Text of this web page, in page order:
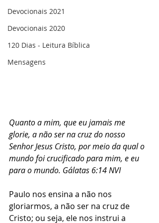
Devocionais 2021
Devocionais 2020
120 Dias - Leitura Bíblica
Mensagens
Quanto a mim, que eu jamais me
glorie, a não ser na cruz do nosso
Senhor Jesus Cristo, por meio da qual o
mundo foi crucificado para mim, e eu
para o mundo. Gálatas 6:14 NVI
Paulo nos ensina a não nos
gloriarmos, a não ser na cruz de
Cristo; ou seja, ele nos instrui a